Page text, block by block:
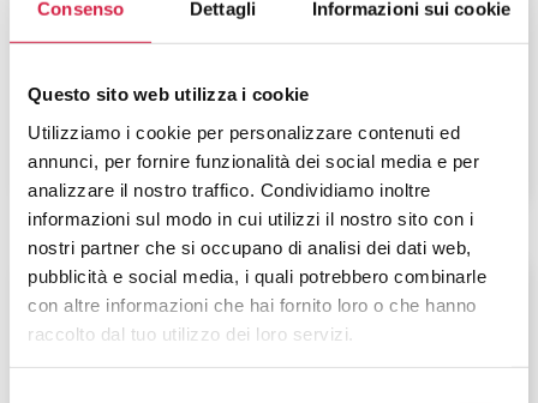
Consenso Dettagli Informazioni sui cookie
Questo sito web utilizza i cookie
Utilizziamo i cookie per personalizzare contenuti ed
annunci, per fornire funzionalità dei social media e per
analizzare il nostro traffico. Condividiamo inoltre
informazioni sul modo in cui utilizzi il nostro sito con i
nostri partner che si occupano di analisi dei dati web,
pubblicità e social media, i quali potrebbero combinarle
con altre informazioni che hai fornito loro o che hanno
raccolto dal tuo utilizzo dei loro servizi.
Monfalcone
Via Galvani, 1
Friuli-Venezia Giulia-Trieste
Azienda Sanitaria Universitaria